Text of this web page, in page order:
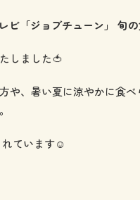
ビ「ジョブチューン」 旬
しました🍅
や、暑い夏に涼やかに食
れています☺️